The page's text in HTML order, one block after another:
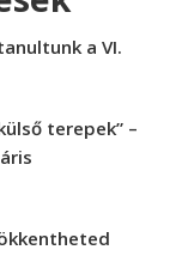
a VI.
terepek” –